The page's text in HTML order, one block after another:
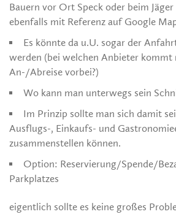
Bauern vor Ort Speck oder beim
ebenfalls mit Referenz auf Google
Es könnte da u.U. sogar der
werden (bei welchen Anbieter kommt
An-/Abreise vorbei?)
Wo kann man unterwegs sein
Im Prinzip sollte man sich damit
Ausflugs-, Einkaufs- und
zusammenstellen können.
Option: Reservierung/Spende/
Parkplatzes
eigentlich sollte es keine großes